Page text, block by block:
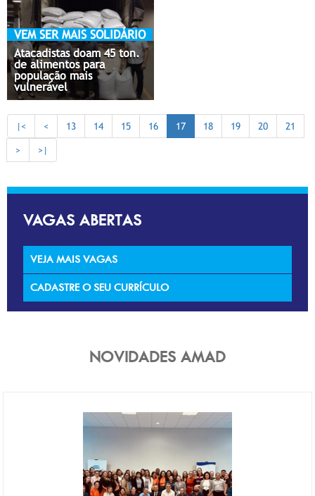
VEM SER MAIS SOLIDÁRIO
Atacadistas doam 45 ton.
de alimentos para
população mais
vulnerável
|< < 13 14 15 16 17 18 19 20 21
> >|
VAGAS ABERTAS
VEJA MAIS VAGAS
CADASTRE O SEU CURRÍCULO
NOVIDADES AMAD